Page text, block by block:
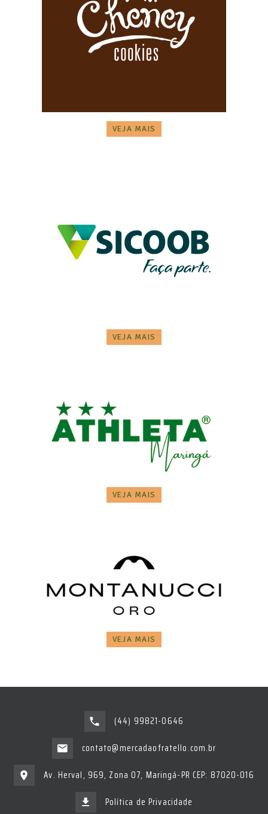
VEJA MAIS
VEJA MAIS
VEJA MAIS
VEJA MAIS
(44) 99821-0646
contato@mercadaofratello.com.br
Av. Herval, 969, Zona 07, Maringá-PR CEP: 87020-016
Política de Privacidade